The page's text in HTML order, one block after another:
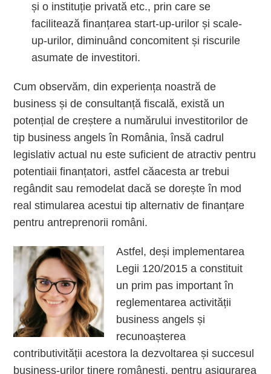
și o instituție privată etc., prin care se
facilitează finanțarea start-up-urilor și scale-
up-urilor, diminuând concomitent și riscurile
asumate de investitori.
Cum observăm, din experiența noastră de
business și de consultanță fiscală, există un
potențial de creștere a numărului investitorilor de
tip business angels în România, însă cadrul
legislativ actual nu este suficient de atractiv pentru
potentiaii finanțatori, astfel căacesta ar trebui
regândit sau remodelat dacă se dorește în mod
real stimularea acestui tip alternativ de finanțare
pentru antreprenorii români.
Astfel, deși implementarea
Legii 120/2015 a constituit
un prim pas important în
reglementarea activității
business angels și
recunoașterea
contributivității acestora la dezvoltarea și succesul
business-urilor tinere românești, pentru asigurarea